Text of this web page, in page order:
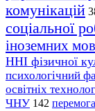
комунікацій
соціальної
іноземних мов
ННІ фізичної
психологічний
освітніх
ЧНУ 142 перемога